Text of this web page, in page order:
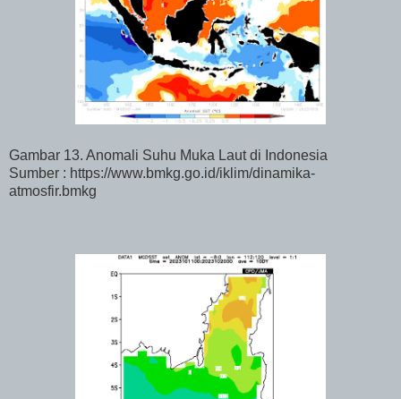
Gambar 13. Anomali Suhu Muka Laut di Indonesia
Sumber : https://www.bmkg.go.id/iklim/dinamika-
atmosfir.bmkg